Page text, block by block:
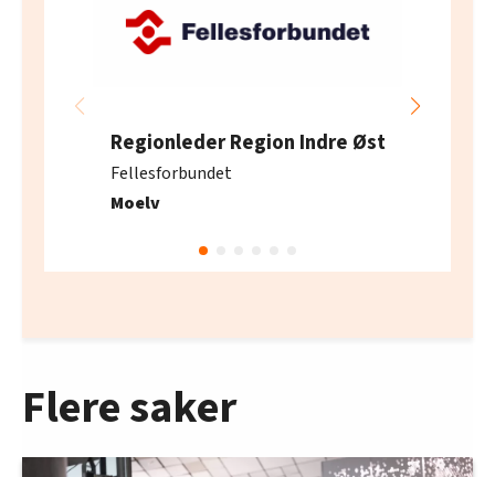
Regionleder Region Indre Øst
Fellesforbundet
Moelv
Flere saker